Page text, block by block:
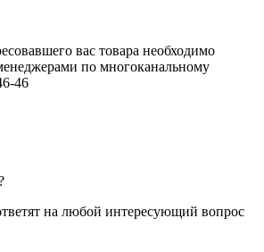
вас товара необходимо
по многоканальному
46
на любой интересующий вопрос